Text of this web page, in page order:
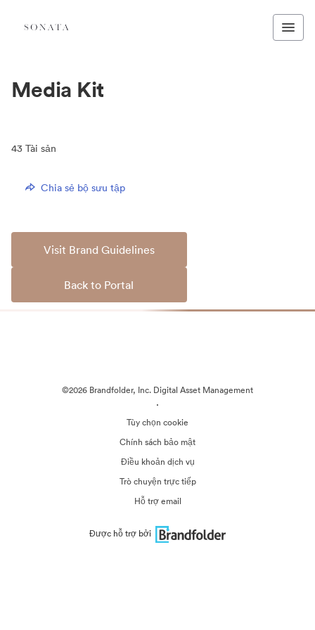
Media Kit
43 Tài sản
Chia sẻ bộ sưu tập
Visit Brand Guidelines
Back to Portal
©2026 Brandfolder, Inc. Digital Asset Management
·
Tùy chọn cookie
Chính sách bảo mật
Điều khoản dịch vụ
Trò chuyện trực tiếp
Hỗ trợ email
Được hỗ trợ bởi